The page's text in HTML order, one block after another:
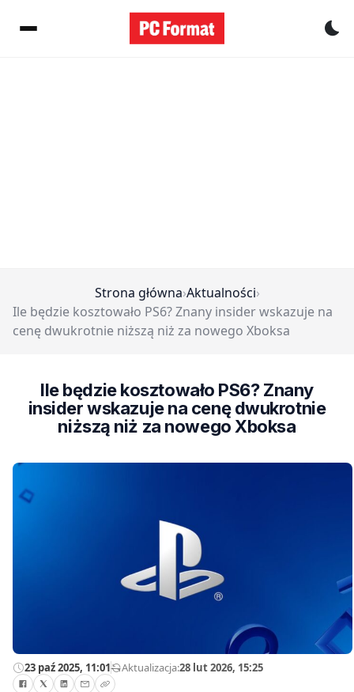
Strona główna›Aktualności›
Ile będzie kosztowało PS6? Znany insider wskazuje na
cenę dwukrotnie niższą niż za nowego Xboksa
Ile będzie kosztowało PS6? Znany
insider wskazuje na cenę dwukrotnie
niższą niż za nowego Xboksa
23 paź 2025, 11:01—Aktualizacja:28 lut 2026, 15:25